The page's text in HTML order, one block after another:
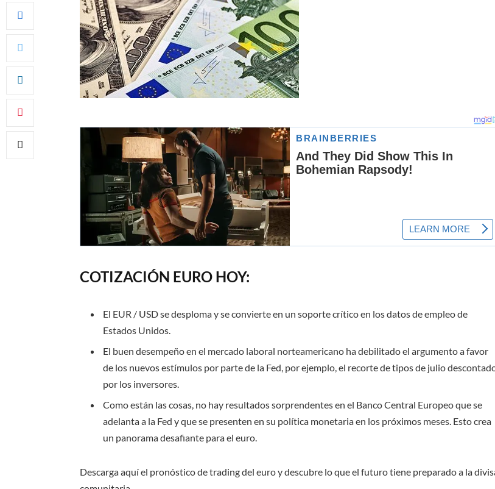
COTIZACIÓN EURO HOY:
El EUR / USD se desploma y se convierte en un soporte crítico en los datos de empleo de
Estados Unidos.
El buen desempeño en el mercado laboral norteamericano ha debilitado el argumento a favor
de los nuevos estímulos por parte de la Fed, por ejemplo, el recorte de tipos de julio
por los inversores.
Como están las cosas, no hay resultados sorprendentes en el Banco Central Europeo que se
adelanta a la Fed y que se presenten en su política monetaria en los próximos meses. Esto crea
un panorama desafiante para el euro.
Descarga aquí el pronóstico de trading del euroy descubre lo que el futuro tiene preparado a la